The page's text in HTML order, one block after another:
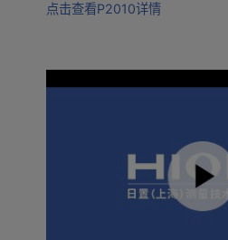
点击查看P2010详情